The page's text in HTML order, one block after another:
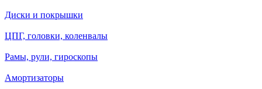
Диски и покрышки
ЦПГ, головки, коленвалы
Рамы, рули, гироскопы
Амортизаторы